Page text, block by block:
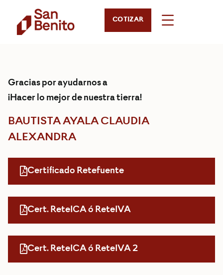
COTIZAR
Gracias por ayudarnos a
¡Hacer lo mejor de nuestra tierra!
BAUTISTA AYALA CLAUDIA
ALEXANDRA
Certificado Retefuente
Cert. ReteICA ó ReteIVA
Cert. ReteICA ó ReteIVA 2